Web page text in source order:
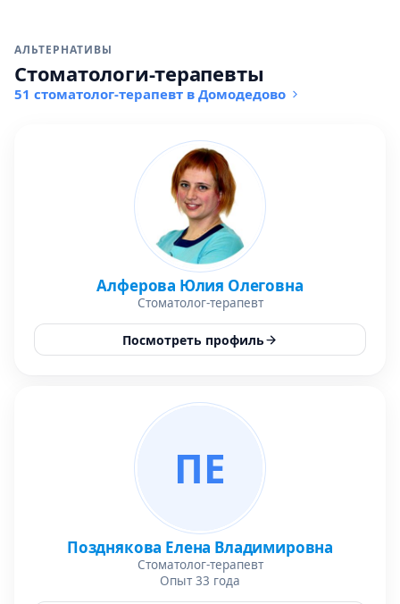
АЛЬТЕРНАТИВЫ
Стоматологи-терапевты
51 стоматолог-терапевт в Домодедово
Алферова Юлия Олеговна
Стоматолог-терапевт
Посмотреть профиль
ПЕ
Позднякова Елена Владимировна
Стоматолог-терапевт
Опыт 33 года